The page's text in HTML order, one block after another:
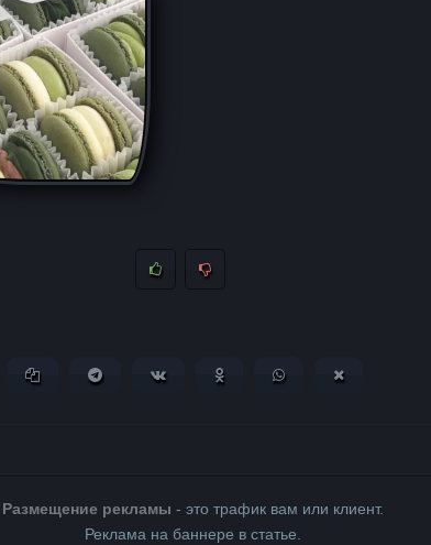
Копировать ссылкуПоделиться в Telegram
Поделиться ВКонтакте
Поделиться вПоделиться в
Размещение рекламы - это трафик вам или клиент.
Реклама на баннере в статье.